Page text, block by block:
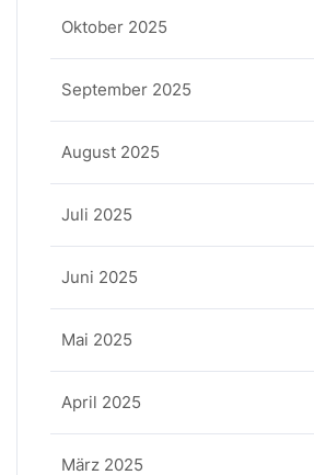
Oktober 2025
September 2025
August 2025
Juli 2025
Juni 2025
Mai 2025
April 2025
März 2025